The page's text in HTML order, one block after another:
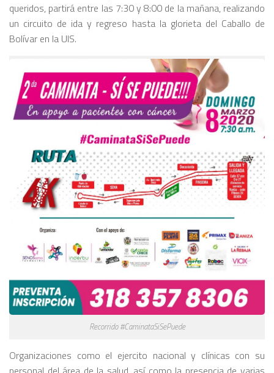
queridos, partirá entre las 7:30 y 8:00 de la mañana, realizando
un circuito de ida y regreso hasta la glorieta del Caballo de
Bolívar en la UIS.
Recorrido #CaminataSiSePuede
Organizaciones como el ejercito nacional y clínicas con su